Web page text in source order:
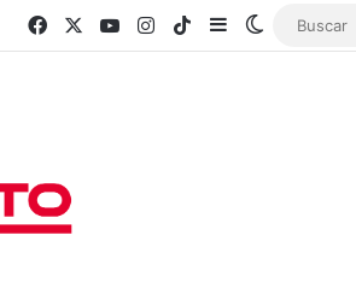
FacebookYouTubeInstagram
TikTokSidebarSwitch skin